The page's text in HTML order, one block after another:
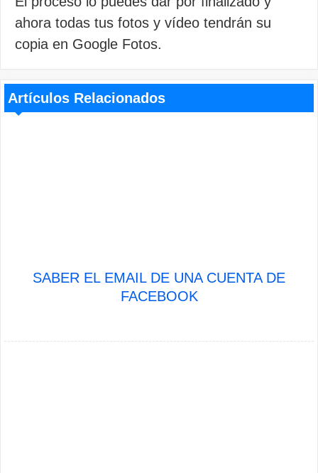
ahora todas tus fotos y vídeo tendrán su
copia en Google Fotos.
Artículos Relacionados
SABER EL EMAIL DE UNA CUENTA DE
FACEBOOK